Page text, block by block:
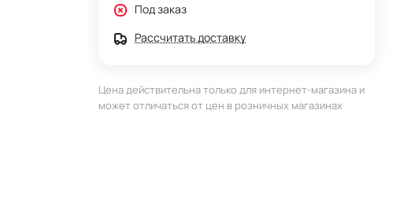
Под заказ
Рассчитать доставку
Цена действительна только для интернет-магазина и
может отличаться от цен в розничных магазинах